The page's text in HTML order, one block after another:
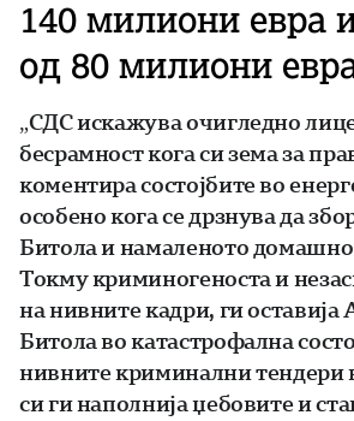
140 милиони евра
од 80 милиони
„СДС искажува очигледно
бесрамност кога си зема за
коментира состојбите во
особено кога се дрзнува да
Битола и намаленото
Токму криминогеноста и
на нивните кадри, ги
Битола во катастрофална
нивните криминални тендери
си ги наполнија џебовите и